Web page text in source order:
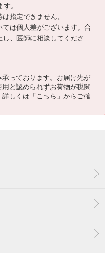
。
指定できません。
は個人差がございます。合
、医師に相談してくださ
っております。お届け先が
と認められずお荷物が税関
しくは「こちら 」からご確